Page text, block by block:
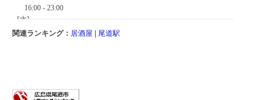
関連ランキング： 居酒屋 | 尾道駅